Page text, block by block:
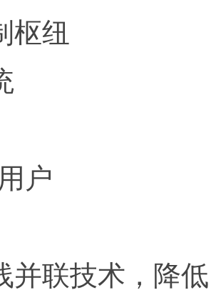
枢纽
户
并联技术，降